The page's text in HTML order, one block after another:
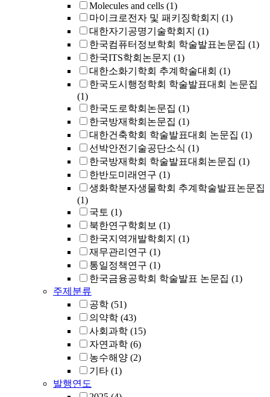
Molecules and cells (1)
마이크로전자 및 패키징학회지 (1)
대한자기공명기술학회지 (1)
한국컴퓨터정보학회 학술발표논문집 (1)
한국ITS학회논문지 (1)
대한소화기학회 추계학술대회 (1)
한국도시행정학회 학술발표대회 논문집
(1)
한국도로학회논문집 (1)
한국방재학회논문집 (1)
대한건축학회 학술발표대회 논문집 (1)
선박안전기술공단소식 (1)
한국방재학회 학술발표대회논문집 (1)
한반도미래연구 (1)
생화학분자생물학회 추계학술발표논문집
(1)
국토 (1)
북한연구학회보 (1)
한국지역개발학회지 (1)
재무관리연구 (1)
통일정책연구 (1)
한국금융공학회 학술발표 논문집 (1)
주제분류
공학 (51)
의약학 (43)
사회과학 (15)
자연과학 (6)
농수해양 (2)
기타 (1)
발행연도